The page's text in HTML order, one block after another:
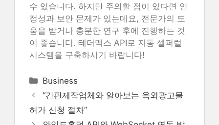
수 있습니다. 하지만 주의할 점이 있다면 안
정성과 보안 문제가 있는데요, 전문가의 도
움을 받거나 충분한 연구 후에 진행하는 것
이 좋습니다. 테더맥스 API로 자동 셀퍼럴
시스템을 구축하시기 바랍니다!
Categories
Business
“간판제작업체와 알아보는 옥외광고물
허가 신청 절차”